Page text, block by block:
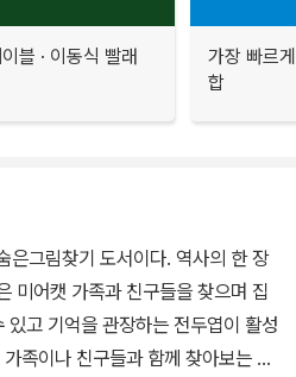
블 · 이동식 빨래
가장 빠르
합
은그림찾기 도서이다. 역사의 한 장
미어캣 가족과 친구들을 찾으며 집
고 기억을 관장하는 전두엽이 활성
족이나 친구들과 함께 찾아보는 것